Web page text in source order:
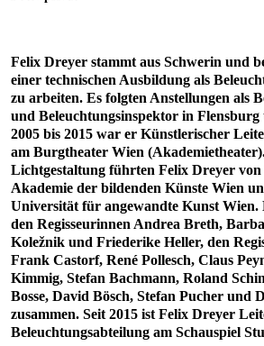
Felix Dreyer stammt aus Schwerin und
einer technischen Ausbildung als
zu arbeiten. Es folgten Anstellungen als
und Beleuchtungsinspektor in
2005 bis 2015 war er Künstlerischer
am Burgtheater Wien
Lichtgestaltung führten Felix Dreyer von
Akademie der bildenden Künste Wien
Universität für angewandte Kunst Wien.
den Regisseurinnen Andrea Breth,
Koležnik und Friederike Heller, den
Frank Castorf, René Pollesch, Claus
Kimmig, Stefan Bachmann, Roland
Bosse, David Bösch, Stefan Pucher und
zusammen. Seit 2015 ist Felix Dreyer
Beleuchtungsabteilung am Schauspiel